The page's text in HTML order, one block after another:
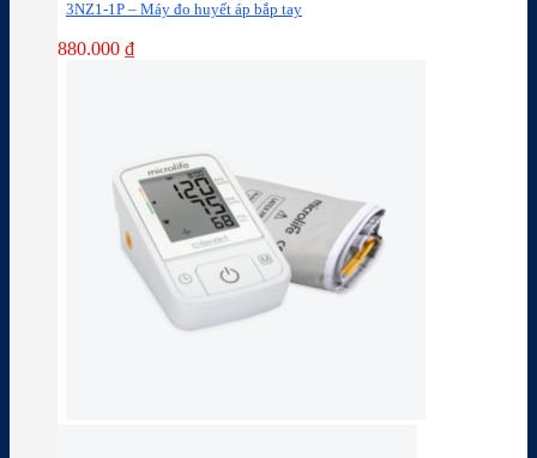
3NZ1-1P – Máy đo huyết áp bắp tay
880.000 ₫